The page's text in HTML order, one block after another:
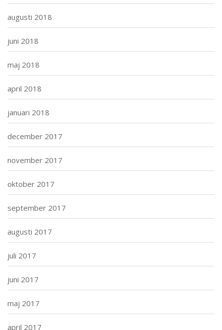
augusti 2018
juni 2018
maj 2018
april 2018
januari 2018
december 2017
november 2017
oktober 2017
september 2017
augusti 2017
juli 2017
juni 2017
maj 2017
april 2017